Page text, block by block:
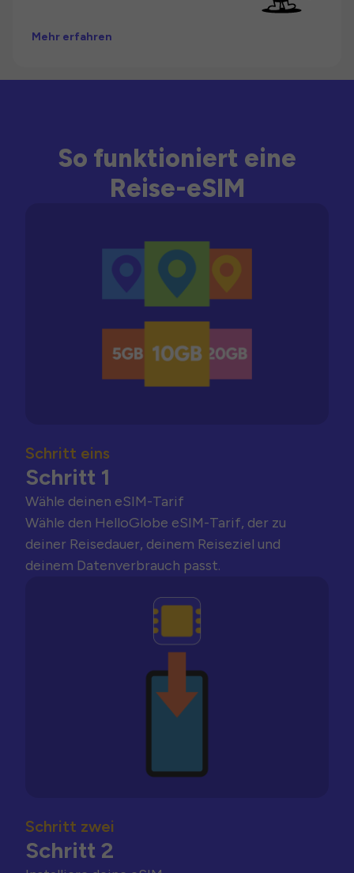
Mehr erfahren
So funktioniert eine
Reise-eSIM
Schritt eins
Schritt 1
Wähle deinen eSIM-Tarif
Wähle den HelloGlobe eSIM-Tarif, der zu
deiner Reisedauer, deinem Reiseziel und
deinem Datenverbrauch passt.
Schritt zwei
Schritt 2